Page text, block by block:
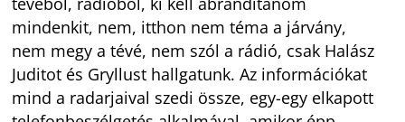
mindenkit, nem, itthon nem téma a járvány,
nem megy a tévé, nem szól a rádió, csak Halász
Juditot és Gryllust hallgatunk. Az információkat
mind a radarjaival szedi össze, egy-egy elkapott